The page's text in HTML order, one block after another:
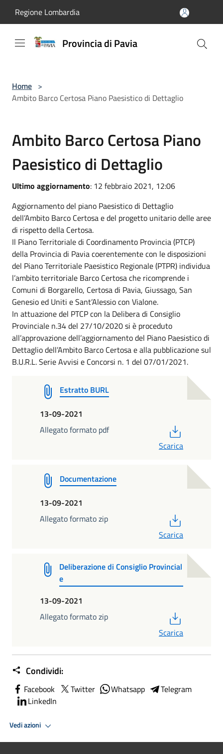
Regione Lombardia
Provincia di Pavia
Home >
Ambito Barco Certosa Piano Paesistico di Dettaglio
Ambito Barco Certosa Piano
Paesistico di Dettaglio
Ultimo aggiornamento: 12 febbraio 2021, 12:06
Aggiornamento del piano Paesistico di Dettaglio
dell’Ambito Barco Certosa e del progetto unitario delle aree
di rispetto della Certosa.
Il Piano Territoriale di Coordinamento Provincia (PTCP)
della Provincia di Pavia coerentemente con le disposizioni
del Piano Territoriale Paesistico Regionale (PTPR) individua
l’ambito territoriale Barco Certosa che ricomprende i
Comuni di Borgarello, Certosa di Pavia, Giussago, San
Genesio ed Uniti e Sant’Alessio con Vialone.
In attuazione del PTCP con la Delibera di Consiglio
Provinciale n.34 del 27/10/2020 si è proceduto
all’approvazione dell’aggiornamento del Piano Paesistico di
Dettaglio dell’Ambito Barco Certosa e alla pubblicazione sul
B.U.R.L. Serie Avvisi e Concorsi n. 1 del 07/01/2021.
Estratto BURL
13-09-2021
Allegato formato pdf
Scarica
Documentazione
13-09-2021
Allegato formato zip
Scarica
Deliberazione di Consiglio Provincial
e
13-09-2021
Allegato formato zip
Scarica
Condividi:
Facebook Twitter Whatsapp
Telegram
LinkedIn
Vedi azioni